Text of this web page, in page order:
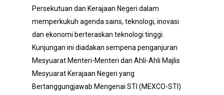
Persekutuan dan Kerajaan Negeri dalam
memperkukuh agenda sains, teknologi, inovasi
dan ekonomi berteraskan teknologi tinggi.
Kunjungan ini diadakan sempena penganjuran
Mesyuarat Menteri-Menteri dan Ahli-Ahli Majlis
Mesyuarat Kerajaan Negeri yang
Bertanggungjawab Mengenai STI (MEXCO-STI)